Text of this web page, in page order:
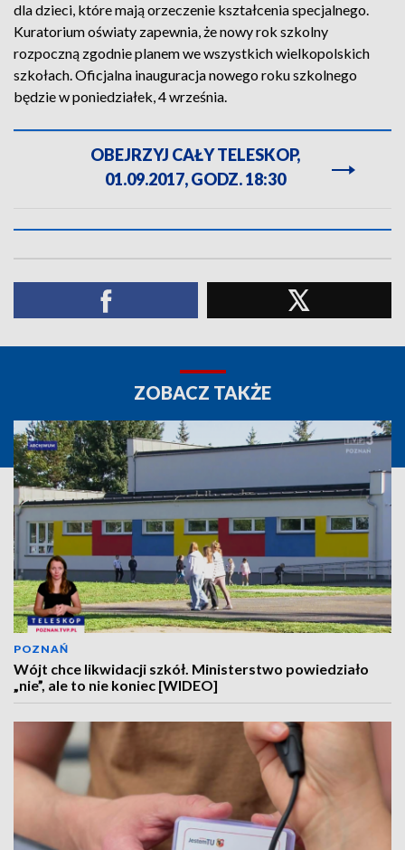
dla dzieci, które mają orzeczenie kształcenia specjalnego.
Kuratorium oświaty zapewnia, że nowy rok szkolny
rozpoczną zgodnie planem we wszystkich wielkopolskich
szkołach. Oficjalna inauguracja nowego roku szkolnego
będzie w poniedziałek, 4 września.
OBEJRZYJ CAŁY TELESKOP,
01.09.2017, GODZ. 18:30
ZOBACZ TAKŻE
POZNAŃ
Wójt chce likwidacji szkół. Ministerstwo powiedziało
„nie”, ale to nie koniec [WIDEO]